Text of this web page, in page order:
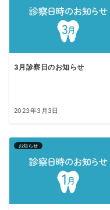
3月診察日のお知らせ
2023年3月3日
お知らせ